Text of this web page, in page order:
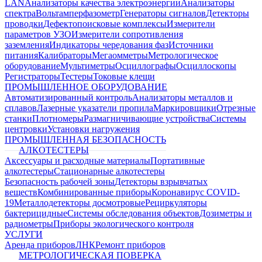
LANАнализаторы качества электроэнергииАнализаторы
спектраВольтамперфазометрГенераторы сигналовДетекторы
проводкиДефектопоисковые комплексыИзмерители
параметров УЗОИзмерители сопротивления
заземленияИндикаторы чередования фазИсточники
питанияКалибраторыМегаомметрыМетрологическое
оборудованиеМультиметрыОсциллографыОсциллоскопы
РегистраторыТестерыТоковые клещи
ПРОМЫШЛЕННОЕ ОБОРУДОВАНИЕ
Автоматизированный контрольАнализаторы металлов и
сплавовЛазерные указатели пропилаМаркировщикиОтрезные
станкиПлотномерыРазмагничивающие устройстваСистемы
центровкиУстановки нагружения
ПРОМЫШЛЕННАЯ БЕЗОПАСНОСТЬ
АЛКОТЕСТЕРЫ
Аксессуары и расходные материалыПортативные
алкотестерыСтационарные алкотестеры
Безопасность рабочей зоныДетекторы взрывчатых
веществКомбинированные приборыКоронавирус COVID-
19Металлодетекторы досмотровыеРециркуляторы
бактерицидныеСистемы обследования объектовДозиметры и
радиометрыПриборы экологического контроля
УСЛУГИ
Аренда приборовЛНКРемонт приборов
МЕТРОЛОГИЧЕСКАЯ ПОВЕРКА